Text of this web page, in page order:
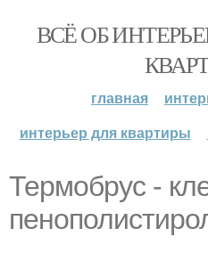
ВСЁ ОБ
главная
интерьер для квартиры
Термобрус -